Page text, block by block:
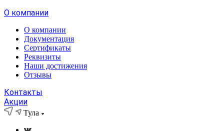
О компании
О компании
Документация
Сертификаты
Реквизиты
Наши достижения
Отзывы
Контакты
Акции
Тула